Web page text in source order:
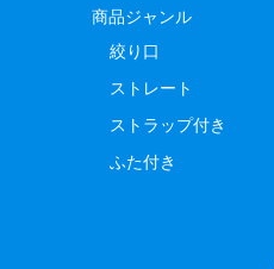
商品ジャンル
絞り口
ストレート
ストラップ付き
ふた付き